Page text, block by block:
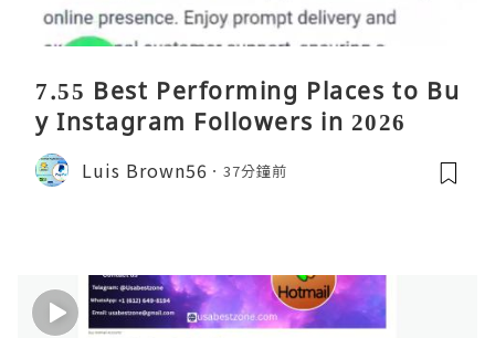
7.55 Best Performing Places to Bu
y Instagram Followers in 2026
Luis Brown56 37分鐘前